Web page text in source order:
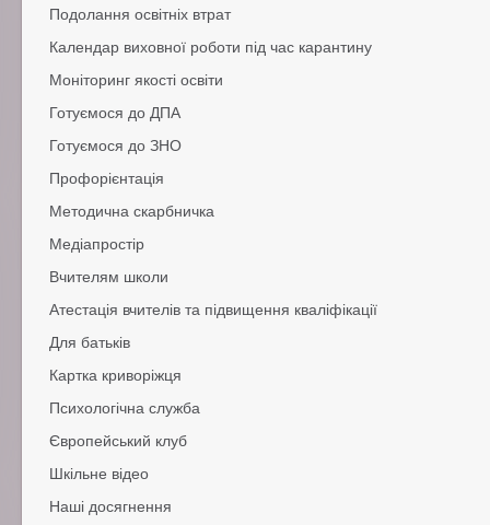
Норм.-правові документи
Рекомендації
Подолання освітніх втрат
Подолання навчальних втрат
Подолання виховних втрат
Календар виховної роботи під час карантину
Моніторинг якості освіти
Готуємося до ДПА
Готуємося до ЗНО
Законодавство
Підготовка до тесту онлайн
Профорієнтація
Методична скарбничка
Методичні рекомендації
Опорна школа з питань моніторингу
Медіапростір
Медіаосвіта в дії
Вчителям школи
Профспілка інформує
Лист-інформатор
Атестація вчителів та підвищення кваліфікації
Для батьків
Робота шкільної їдальні
Підготовка до школи
Картка криворіжця
Психологічна служба
Поради батькам
Поради учням
Європейський клуб
Історія
Структура
Шкільне відео
Наші досягнення